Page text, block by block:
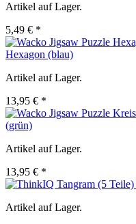
Artikel auf Lager.
5,49 € *
Hexagon (blau)
Artikel auf Lager.
13,95 € *
(grün)
Artikel auf Lager.
13,95 € *
Artikel auf Lager.